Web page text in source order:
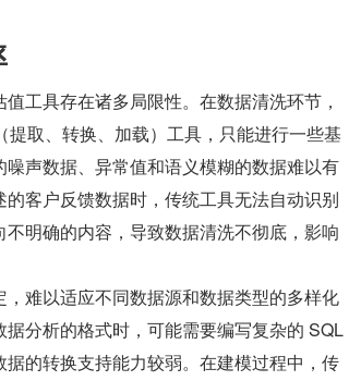
工具存在诸多局限性。在数据清洗环节，
取、转换、加载）工具，只能进行一些基
声数据、异常值和语义模糊的数据难以有
客户反馈数据时，传统工具无法自动识别
明确的内容，导致数据清洗不彻底，影响
难以适应不同数据源和数据类型的多样化
分析的格式时，可能需要编写复杂的 SQL
的转换支持能力较弱。在建模过程中，传